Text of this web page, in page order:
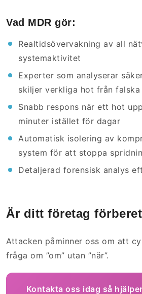
Vad MDR gör:
Realtidsövervakning av all
systemaktivitet
Experter som analyserar
skiljer verkliga hot från falska
Snabb respons när ett hot
minuter istället för dagar
Automatisk isolering av
system för att stoppa
Detaljerad forensisk analys
Är ditt företag
Attacken påminner oss om att
fråga om ”om” utan ”när”.
Kontakta oss idag så